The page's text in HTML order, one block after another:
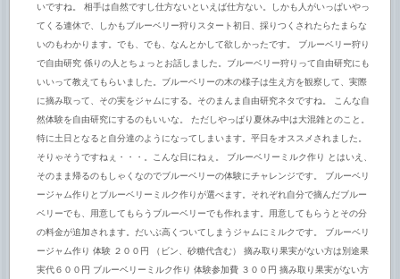
いですね。 相手は自然ですし仕方ないといえば仕方ない。しかも人がいっぱいやっ
てくる連休で、しかもブルーベリー狩りスタート初日、採りつくされたらたまらな
いのもわかります。でも、でも、なんとかして欲しかったです。 ブルーベリー狩り
で自由研究 係りの人とちょっとお話しました。ブルーベリー狩りって自由研究にも
いいって教えてもらいました。ブルーベリーの木の様子は生え方を観察して、実際
に摘み取って、その実をジャムにする。そのまんま自由研究ネタですね。 こんな自
然体験を自由研究にするのもいいな。 ただしやっぱり夏休み中は大混雑とのこと。
特に土日となると自分達のようになってしまいます。平日をオススメされました。
そりゃそうですねぇ・・・。こんな日にねぇ。 ブルーベリーミルク作り とはいえ、
そのまま帰るのもしゃくなのでブルーベリーの体験にチャレンジです。 ブルーベリ
ージャム作りとブルーベリーミルク作りが選べます。それぞれ自分で摘んだブルー
ベリーでも、用意してもらうブルーベリーでも作れます。用意してもらうとその分
の料金が追加されます。だいぶ高くついてしまうジャムにミルクです。 ブルーベリ
ージャム作り 体験 ２００円 （ビン、砂糖代含む） 摘み取り果実がない方は別途果
実代６００円 ブルーベリーミルク作り 体験参加費 ３００円 摘み取り果実がない方